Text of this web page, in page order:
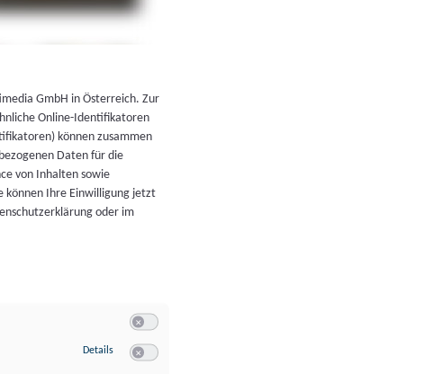
GmbH in Österreich. Zur
Online-Identifikatoren
können zusammen
Daten für die
von Inhalten sowie
können Ihre Einwilligung jetzt
oder im
Details zu Speichern von oder Zugriff auf Informationen auf einem Endgerät